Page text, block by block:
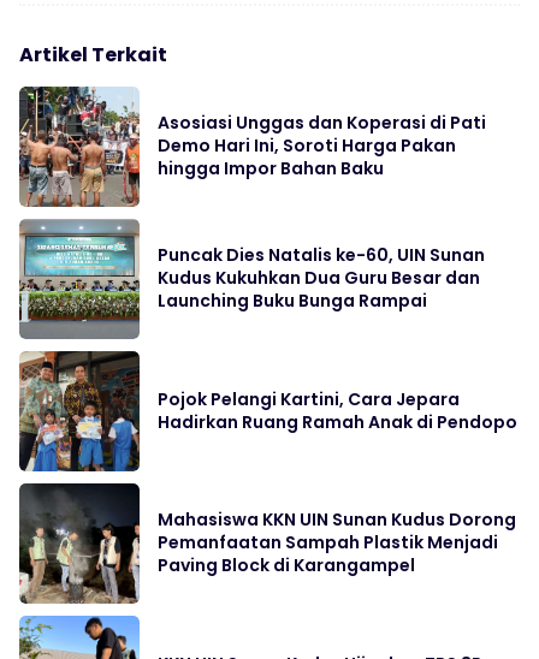
Artikel Terkait
Asosiasi Unggas dan Koperasi di Pati
Demo Hari Ini, Soroti Harga Pakan
hingga Impor Bahan Baku
Puncak Dies Natalis ke-60, UIN Sunan
Kudus Kukuhkan Dua Guru Besar dan
Launching Buku Bunga Rampai
Pojok Pelangi Kartini, Cara Jepara
Hadirkan Ruang Ramah Anak di Pendopo
Mahasiswa KKN UIN Sunan Kudus Dorong
Pemanfaatan Sampah Plastik Menjadi
Paving Block di Karangampel